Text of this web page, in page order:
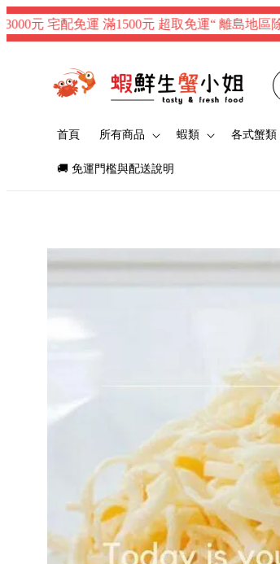
宅配免運 滿1500元 超取免運“ 離島地區除外哦~
首頁 所有商品 蝦類 各式蟹類
🚚 免運門檻與配送說明